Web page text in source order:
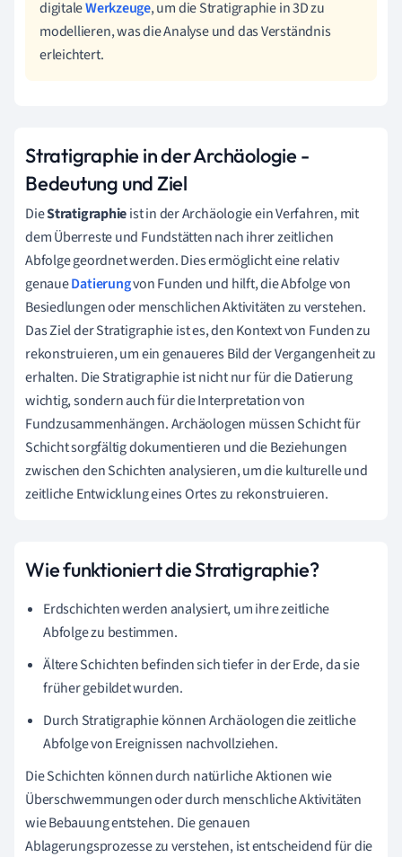
digitaleWerkzeuge, um die Stratigraphie in 3D zu
modellieren, was die Analyse und das Verständnis
erleichtert.
Stratigraphie in der Archäologie -
Bedeutung und Ziel
DieStratigraphieist in der Archäologie ein Verfahren, mit
dem Überreste und Fundstätten nach ihrer zeitlichen
Abfolge geordnet werden. Dies ermöglicht eine relativ
genaueDatierungvon Funden und hilft, die Abfolge von
Besiedlungen oder menschlichen Aktivitäten zu verstehen.
Das Ziel der Stratigraphie ist es, den Kontext von Funden zu
rekonstruieren, um ein genaueres Bild der Vergangenheit zu
erhalten. Die Stratigraphie ist nicht nur für die Datierung
wichtig, sondern auch für die Interpretation von
Fundzusammenhängen. Archäologen müssen Schicht für
Schicht sorgfältig dokumentieren und die Beziehungen
zwischen den Schichten analysieren, um die kulturelle und
zeitliche Entwicklung eines Ortes zu rekonstruieren.
Wie funktioniert die Stratigraphie?
Erdschichten werden analysiert, um ihre zeitliche
Abfolge zu bestimmen.
Ältere Schichten befinden sich tiefer in der Erde, da sie
früher gebildet wurden.
Durch Stratigraphie können Archäologen die zeitliche
Abfolge von Ereignissen nachvollziehen.
Die Schichten können durch natürliche Aktionen wie
Überschwemmungen oder durch menschliche Aktivitäten
wie Bebauung entstehen. Die genauen
Ablagerungsprozesse zu verstehen, ist entscheidend für die